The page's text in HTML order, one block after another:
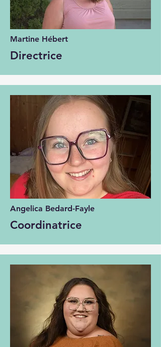
Martine Hébert
Directrice
Angelica Bedard-Fayle
Coordinatrice